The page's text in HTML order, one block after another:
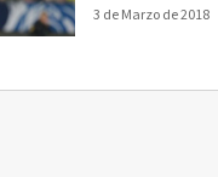
3 de Marzo de 2018